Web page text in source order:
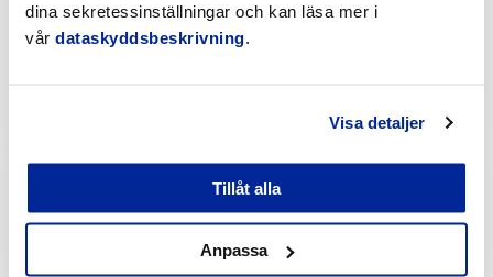
dina sekretessinställningar och kan läsa mer i
vår dataskyddsbeskrivning
Visa detaljer
Tillåt alla
Anpassa
Bekämpningen av invasiva växter fortskrider
planenligt i Jakobstad
läsa